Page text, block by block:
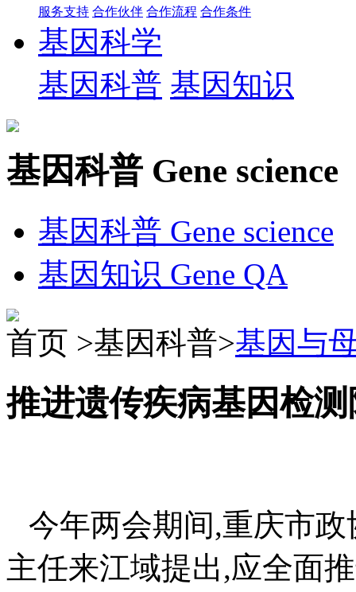
服务支持 合作伙伴 合作流程 合作条件
基因科学
基因科普 基因知识
基因科普 Gene science
基因科普 Gene science
基因知识 Gene QA
首页 >基因科普>基因与
推进遗传疾病基因检
今年两会期间,重庆市
主任来江域提出,应全面